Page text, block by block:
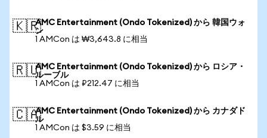
🇰🇷AMC Entertainment (Ondo Tokenized) から 韓国ウォ
ン
1 AMCon は ₩3,643.8 に相当
🇷🇺AMC Entertainment (Ondo Tokenized) から ロシア・
ルーブル
1 AMCon は ₽212.47 に相当
🇨🇦AMC Entertainment (Ondo Tokenized) から カナダド
ル
1 AMCon は $3.59 に相当